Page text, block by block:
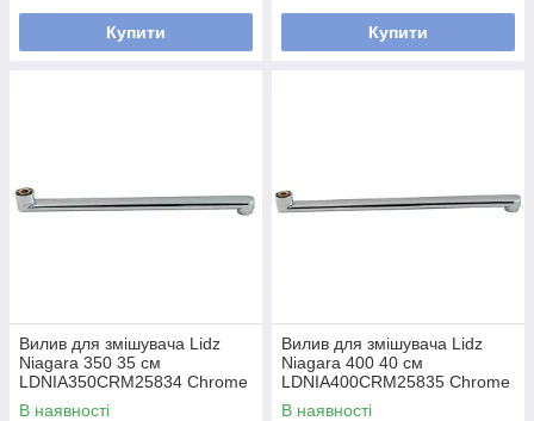
Купити Купити
Вилив для змішувача Lidz
Niagara 350 35 см
LDNIA350CRM25834 Chrome
В наявності
Вилив для змішувача Lidz
Niagara 400 40 см
LDNIA400CRM25835 Chrome
В наявності